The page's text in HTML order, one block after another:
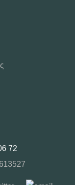
72